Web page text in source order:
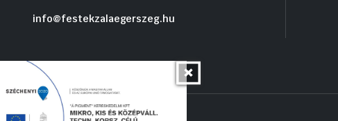
info@festekzalaegerszeg.hu